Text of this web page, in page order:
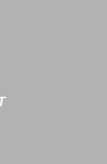
電子ピアノ